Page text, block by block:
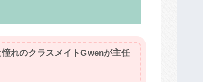
れのクラスメイトGwenが主任